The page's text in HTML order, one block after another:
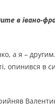
в івано-
а я –
в